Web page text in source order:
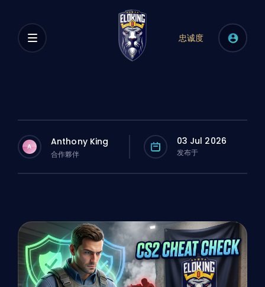
忠诚度
A Anthony King
合作夥伴
03 Jul 2026
发布于